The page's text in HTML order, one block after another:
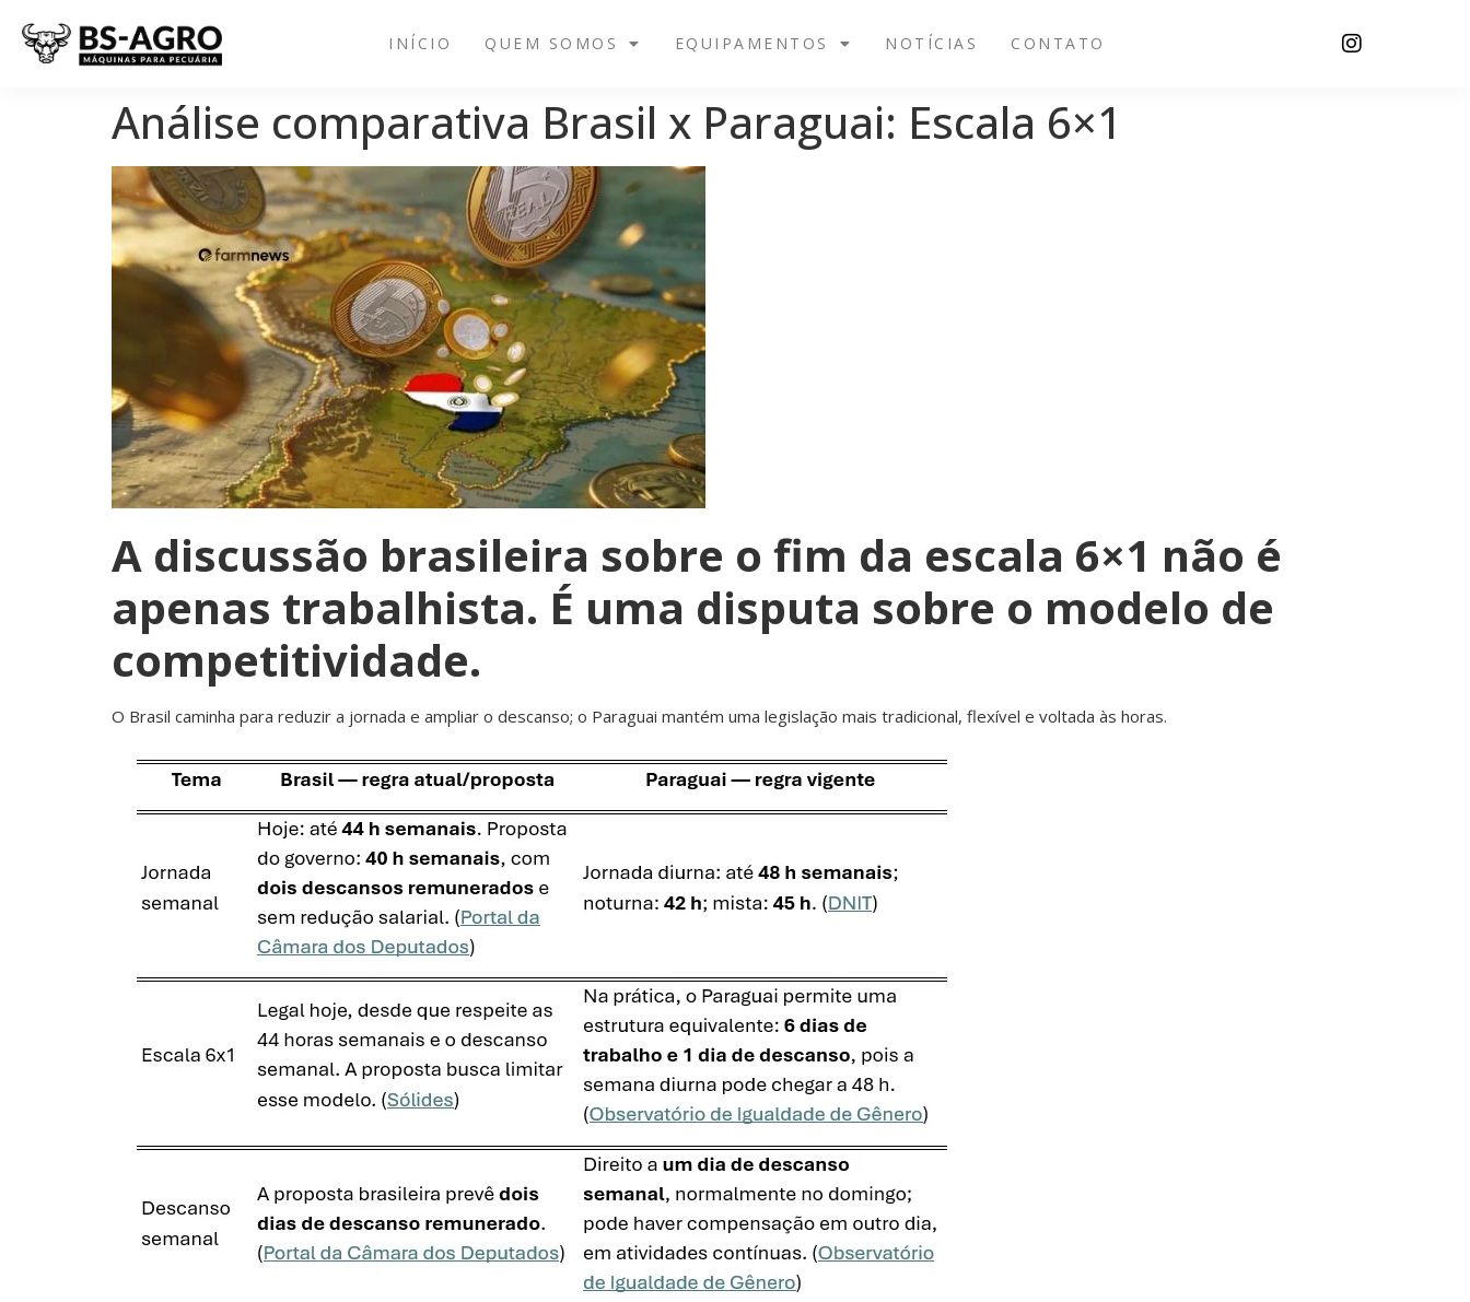
INÍCIO QUEM SOMOS EQUIPAMENTOS NOTÍCIAS CONTATO
Análise comparativa Brasil x Paraguai: Escala 6×1
A discussão brasileira sobre o fim da escala 6×1 não é
apenas trabalhista. É uma disputa sobre o modelo de
competitividade.
O Brasil caminha para reduzir a jornada e ampliar o descanso; o Paraguai mantém uma legislação mais tradicional, flexível e voltada às horas.